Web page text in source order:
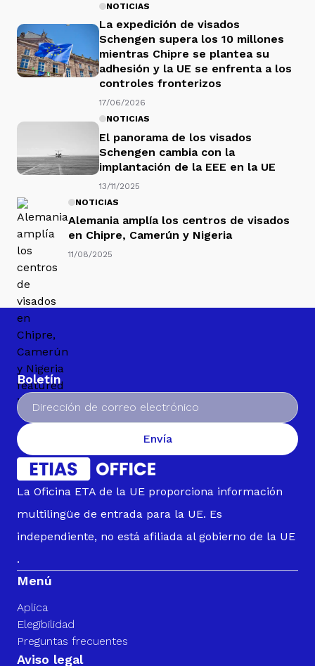
NOTICIAS
La expedición de visados
Schengen supera los 10 millones
mientras Chipre se plantea su
adhesión y la UE se enfrenta a los
controles fronterizos
17/06/2026
NOTICIAS
El panorama de los visados
Schengen cambia con la
implantación de la EEE en la UE
13/11/2025
NOTICIAS
Alemania amplía los centros de visados
en Chipre, Camerún y Nigeria
11/08/2025
Boletín
Envía
La Oficina ETA de la UE proporciona información
multilingüe de entrada para la UE. Es
independiente, no está afiliada al gobierno de la UE
.
Menú
Aplica
Elegibilidad
Preguntas frecuentes
Aviso legal